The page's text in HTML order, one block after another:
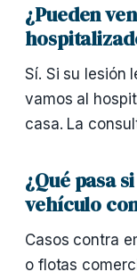
¿Pueden
Sí. Si su lesión
vamos al
casa. La
¿Qué pasa
vehículo
Casos contra
o flotas